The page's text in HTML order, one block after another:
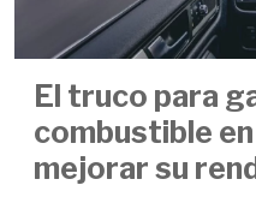
El truco para
combustible
mejorar su